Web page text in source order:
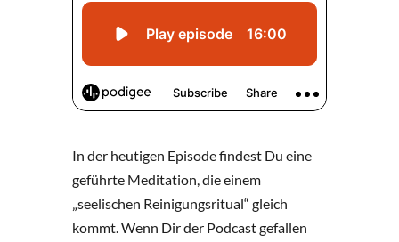
In der heutigen Episode findest Du eine
geführte Meditation, die einem
„seelischen Reinigungsritual“ gleich
kommt. Wenn Dir der Podcast gefallen